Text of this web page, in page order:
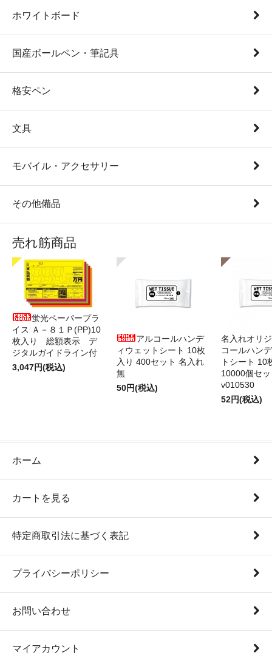
ホワイトボード
国産ボールペン・筆記具
格安ペン
文具
モバイル・アクセサリー
その他備品
売れ筋商品
蛍光ペーパープラ
イス Ａ－８１Ｐ(PP)10
枚入り 総額表示 デ
ジタルガイドライン付
3,047円(税込)
アルコールハンデ
ィウェットシート 10枚
入り 400セット 名入れ
無
50円(税込)
名入れオリ
コールハン
トシート 10
10000個セ
v010530
52円(税込)
ホーム
カートを見る
特定商取引法に基づく表記
プライバシーポリシー
お問い合わせ
マイアカウント